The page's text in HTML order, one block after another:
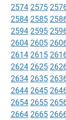
2574 2575
2584 2585
2594 2595
2604 2605
2614 2615
2624 2625
2634 2635
2644 2645
2654 2655
2664 2665